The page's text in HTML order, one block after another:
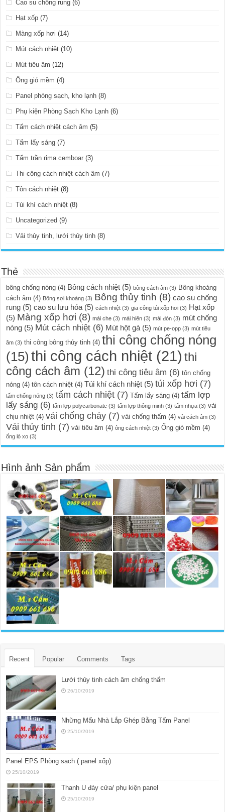
Cao su chống rung (6)
Hạt xốp (7)
Màng xốp hơi (14)
Mút cách nhiệt (10)
Mút tiêu âm (12)
Ống gió mềm (4)
Panel phòng sạch, kho lạnh (8)
Phụ kiện Phòng Sạch Kho Lạnh (6)
Tấm cách nhiệt cách âm (5)
Tấm lấy sáng (7)
Tấm trần rima cemboar (3)
Thi công cách nhiệt cách âm (7)
Tôn cách nhiệt (8)
Túi khí cách nhiệt (8)
Uncategorized (9)
Vải thủy tinh, lưới thủy tinh (8)
Thẻ
bông chống nóng (4) Bông cách nhiệt (5) bông cách âm (3) Bông khoáng
cách âm (4) Bông sợi khoáng (3) Bông thủy tinh (8) cao su chống
rung (5) cao su lưu hóa (5) cách nhiệt (3) gia công túi xốp hơi (3) Hạt xốp
(5) Màng xốp hơi (8) mái che (3) mái hiên (3) mái đón (3) mút chống
nóng (5) Mút cách nhiệt (6) Mút hột gà (5) mút pe-opp (3) mút tiêu
âm (3) thi công bông thủy tinh (4) thi công chống nóng
(15) thi công cách nhiệt (21) thi
công cách âm (12) thi công tiêu âm (6) tôn chống
nóng (4) tôn cách nhiệt (4) Túi khí cách nhiệt (5) túi xốp hơi (7)
tấm chống nóng (3) tấm cách nhiệt (7) Tấm lấy sáng (4) tấm lợp
lấy sáng (6) tấm lợp polycarbonate (3) tấm lợp thông minh (3) tấm nhựa (3) vải
chịu nhiệt (4) vải chống cháy (7) vải chống thấm (4) vải cách âm (3)
Vải thủy tinh (7) vải tiêu âm (4) ông cách nhiệt (3) Ống gió mềm (4)
ống lò xo (3)
Hình ảnh Sản phẩm
Recent Popular Comments Tags
Lưới thủy tinh cách âm chống thấm
26/10/2019
Những Mẩu Nhà Lắp Ghép Bằng Tấm Panel
25/10/2019
Panel EPS Phòng sạch ( panel xốp)
25/10/2019
Thanh U đáy cửa/ phụ kiện panel
25/10/2019